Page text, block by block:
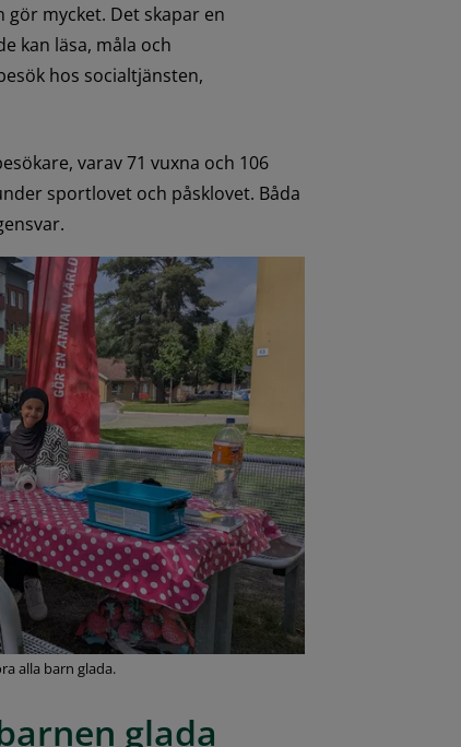
mycket. Det skapar en
kan läsa, måla och
hos socialtjänsten,
varav 71 vuxna och 106
sportlovet och påsklovet. Båda
alla barn glada.
glada